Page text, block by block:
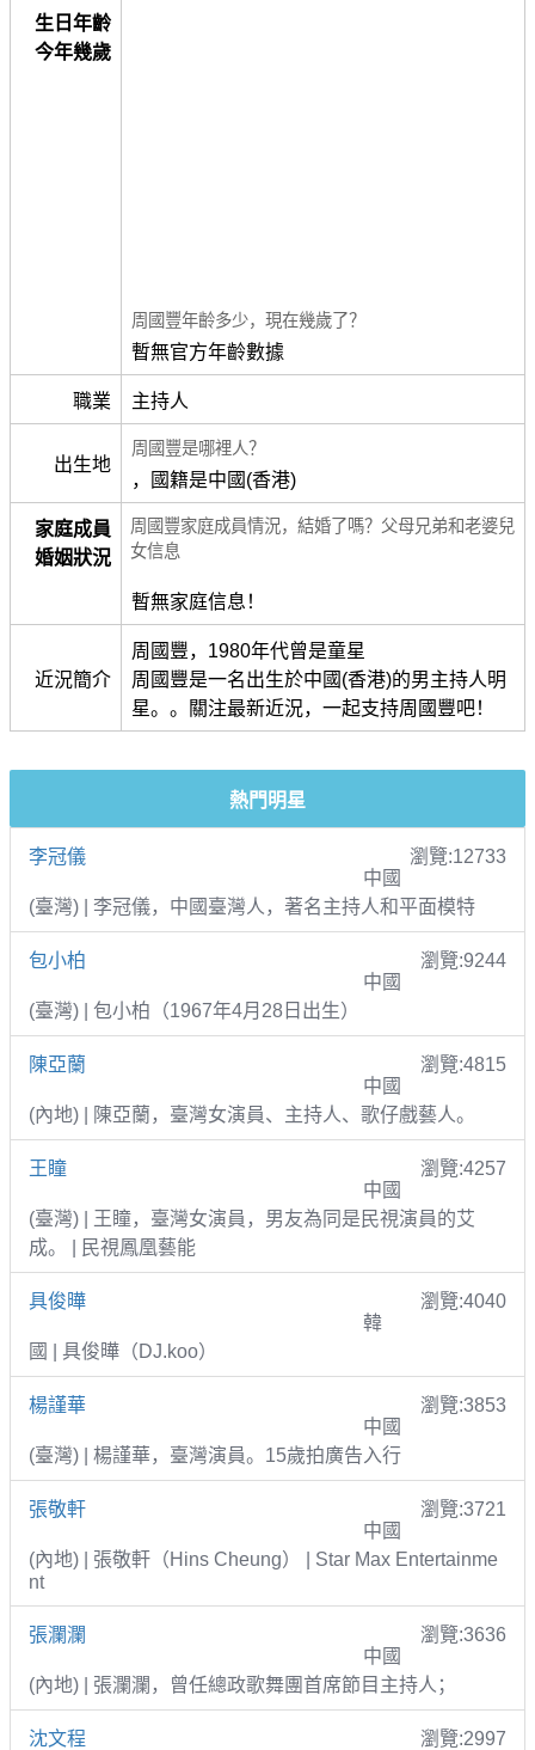
生日年齡
今年幾歲
周國豐年齡多少，現在幾歲了？
暫無官方年齡數據
職業 主持人
出生地
周國豐是哪裡人？
，國籍是中國(香港)
家庭成員
婚姻狀況
周國豐家庭成員情況，結婚了嗎？父母兄弟和老婆兒
女信息
暫無家庭信息！
近況簡介
周國豐，1980年代曾是童星
周國豐是一名出生於中國(香港)的男主持人明
星。。關注最新近況，一起支持周國豐吧！
熱門明星
李冠儀
瀏覽:12733
中國
(臺灣) | 李冠儀，中國臺灣人，著名主持人和平面模特
包小柏
瀏覽:9244
中國
(臺灣) | 包小柏（1967年4月28日出生）
陳亞蘭
瀏覽:4815
中國
(內地) | 陳亞蘭，臺灣女演員、主持人、歌仔戲藝人。
王瞳
瀏覽:4257
中國
(臺灣) | 王瞳，臺灣女演員，男友為同是民視演員的艾
成。 | 民視鳳凰藝能
具俊曄
瀏覽:4040
韓
國 | 具俊曄（DJ.koo）
楊謹華
瀏覽:3853
中國
(臺灣) | 楊謹華，臺灣演員。15歲拍廣告入行
張敬軒
瀏覽:3721
中國
(內地) | 張敬軒（Hins Cheung） | Star Max Entertainme
nt
張瀾瀾
瀏覽:3636
中國
(內地) | 張瀾瀾，曾任總政歌舞團首席節目主持人；
沈文程
瀏覽:2997